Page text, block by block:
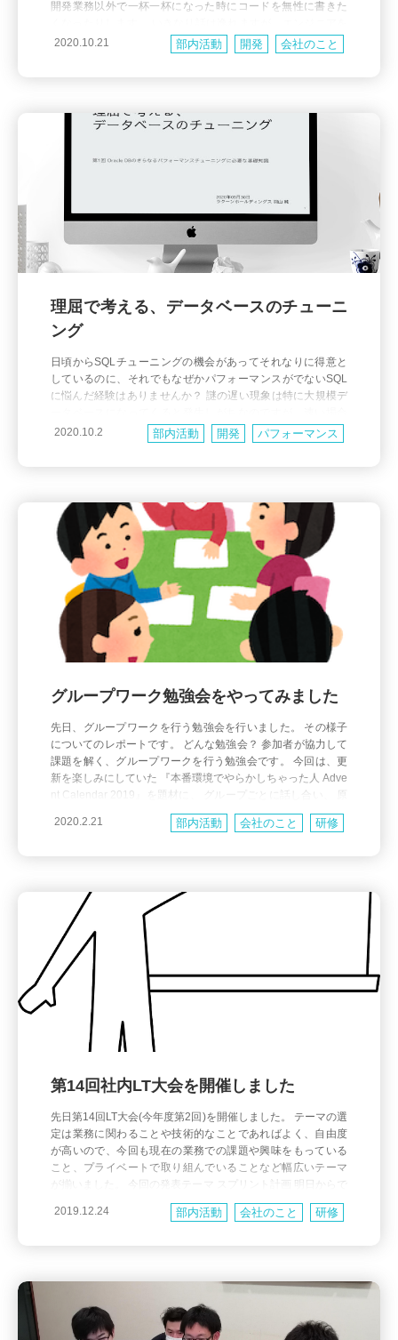
開発業務以外で一杯一杯になった時にコードを無性に書きた
していると親戚親兄弟から突然電話が鳴り、「なんかテレビ
が変なのよ～」とか、「何もしてないのにスマホの画面から
2020.10.21 開発 会社のこと
部内活動
理屈で考える、データベースのチューニ
ング
日頃からSQLチューニングの機会があってそれなりに得意と
しているのに、それでもなぜかパフォーマンスがでないSQL
に悩んだ経験はありませんか？ 謎の遅い現象は特に大規模デ
も遅い場合も必ず理由があります。そこで本記事ではデータ
ベースのチューニングにおいて意外と見落とされがちなロー
2020.10.2 開発 パフォーマンス
部内活動
グループワーク勉強会をやってみました
先日、グループワークを行う勉強会を行いました。 その様子
についてのレポートです。 どんな勉強会？ 参加者が協力して
課題を解く、グループワークを行う勉強会です。 今回は、更
新を楽しみにしていた 『本番環境でやらかしちゃった人 Adve
nt Calendar 2019』を題材に、 グループごとに話し合い、 原
因と予防策についてまとめて発表するというグループワーク
をやりました。 全部で３つの記事
2020.2.21 会社のこと
部内活動 研修
第14回社内LT大会を開催しました
先日第14回LT大会(今年度第2回)を開催しました。 テーマの選
定は業務に関わることや技術的なことであればよく、自由度
が高いので、今回も現在の業務での課題や興味をもっている
こと、プライベートで取り組んでいることなど幅広いテーマ
が揃いました。 今回の発表テーマ スプリント計画 明日からで
きるScrumプラクティス Oracleのお話 RBSの権限付与状況を
チェックするやつ 親戚の工場の印刷機
2019.12.24 会社のこと
部内活動 研修